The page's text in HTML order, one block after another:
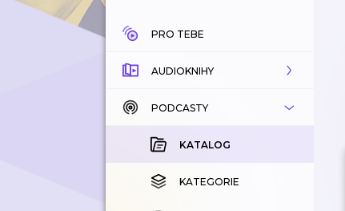
PRO TEBE
AUDIOKNIHY
KATALOG
KOUPENÉ
KATEGORIE
PODCASTY
KATALOG
KATEGORIE